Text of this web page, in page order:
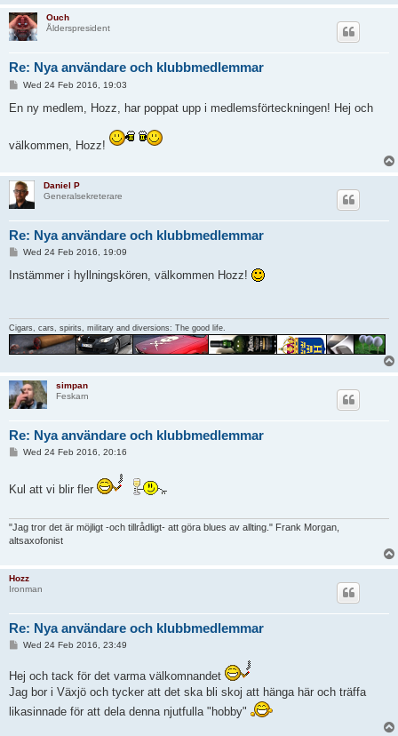
Ouch
Ålderspresident
Re: Nya användare och klubbmedlemmar
P
s
Wed 24 Feb 2016, 19:03
En ny medlem, Hozz, har poppat upp i medlemsförteckningen! Hej och
välkommen, Hozz!
Daniel P
Generalsekreterare
Re: Nya användare och klubbmedlemmar
P
s
Wed 24 Feb 2016, 19:09
Instämmer i hyllningskören, välkommen Hozz!
Cigars, cars, spirits, military and diversions: The good life.
simpan
Feskarn
Re: Nya användare och klubbmedlemmar
PWed 24 Feb 2016, 20:16
Kul att vi blir fler
"Jag tror det är möjligt -och tillrådligt- att göra blues av allting." Frank Morgan,
altsaxofonist
Hozz
Ironman
Re: Nya användare och klubbmedlemmar
P
t
Wed 24 Feb 2016, 23:49
Hej och tack för det varma välkomnandet
Jag bor i Växjö och tycker att det ska bli skoj att hänga här och träffa
likasinnade för att dela denna njutfulla "hobby"